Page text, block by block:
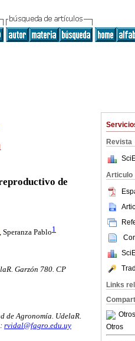
Revista
Articulo
Links
Otros
Otros
de
, Speranza Pablo1
Garzón 780. CP
de Agronomía. UdelaR.
rvidal@fagro.edu.uy